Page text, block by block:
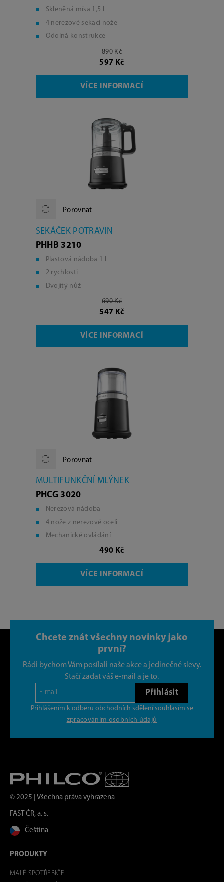
Skleněná mísa 1,5 l
4 nerezové sekací nože
Odolná konstrukce
890 Kč
597 Kč
VÍCE INFORMACÍ
Porovnat
SEKÁČEK POTRAVIN
PHHB 3210
Plastová nádoba 1 l
2 rychlosti
Dvojitý nůž
690 Kč
547 Kč
VÍCE INFORMACÍ
Porovnat
MULTIFUNKČNÍ MLÝNEK
PHCG 3020
Nerezová nádoba
4 nože z nerezové oceli
Mechanické ovládání
490 Kč
VÍCE INFORMACÍ
Chcete znát všechny novinky jako
první?
Rádi bychom Vám posílali naše akce a jedinečné slevy.
Stačí zadat váš e-mail a je to.
Přihlásit
Přihlášením k odběru obchodních sdělení souhlasím se
zpracováním osobních údajů
© 2025 | Všechna práva vyhrazena
FAST ČR, a. s.
Čeština
PRODUKTY
MALÉ SPOTŘEBIČE